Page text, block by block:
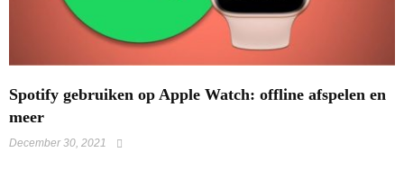
Spotify gebruiken op Apple Watch: offline afspelen en
meer
December 30, 2021